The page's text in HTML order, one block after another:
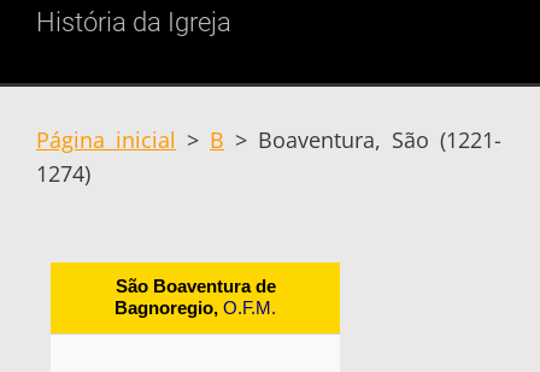
História da Igreja
Página inicial > B > Boaventura, São (1221-
1274)
São Boaventura de
Bagnoregio, O.F.M.